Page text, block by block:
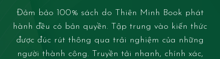
Đảm bảo 100% sách do Thiên Minh Book phát
hành đều có bản quyền. Tập trung vào kiến thức
được đúc rút thông qua trải nghiệm của những
người thành công. Truyền tải nhanh, chính xác,